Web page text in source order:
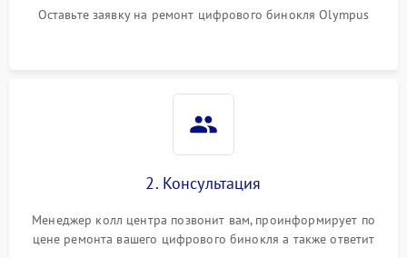
Оставьте заявку на ремонт цифрового бинокля Olympus
2. Консультация
Менеджер колл центра позвонит вам, проинформирует по
цене ремонта вашего цифрового бинокля а также ответит